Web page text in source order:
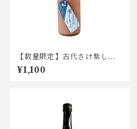
【数量限定】古代さけ紫しき
ぶ にごり生酒 300ml
¥1,100